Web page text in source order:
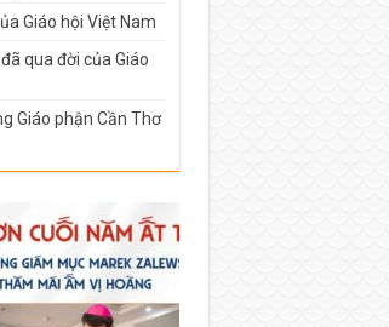
Giáo hội Việt Nam
qua đời của Giáo
Giáo phận Cần Thơ